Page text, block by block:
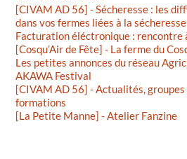
[CIVAM AD 56] - Sécheresse : les
dans vos fermes liées à la
Facturation éléctronique : rencontre
[Cosqu’Air de Fête] - La ferme du
Les petites annonces du réseau
AKAWA Festival
[CIVAM AD 56] - Actualités, groupes
formations
[La Petite Manne] - Atelier Fanzine